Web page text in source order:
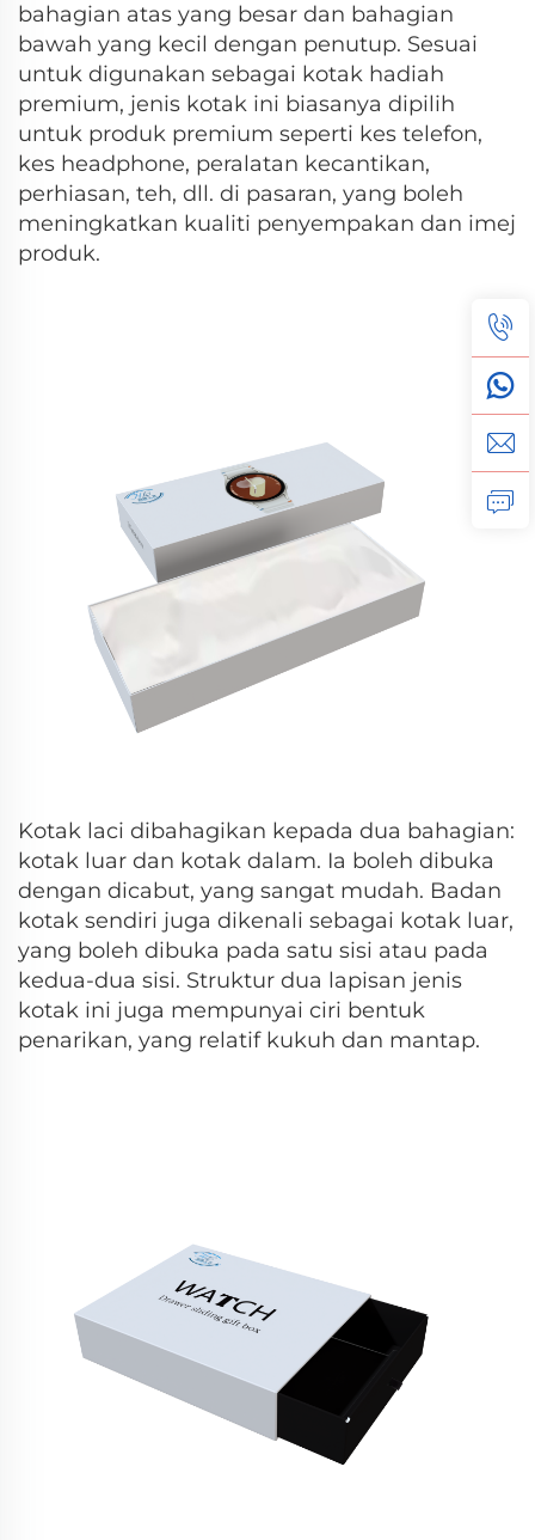
bahagian atas yang besar dan bahagian
bawah yang kecil dengan penutup. Sesuai
untuk digunakan sebagai kotak hadiah
premium, jenis kotak ini biasanya dipilih
untuk produk premium seperti kes telefon,
kes headphone, peralatan kecantikan,
perhiasan, teh, dll. di pasaran, yang boleh
meningkatkan kualiti penyempakan dan imej
produk.
Kotak laci dibahagikan kepada dua bahagian:
kotak luar dan kotak dalam. Ia boleh dibuka
dengan dicabut, yang sangat mudah. Badan
kotak sendiri juga dikenali sebagai kotak luar,
yang boleh dibuka pada satu sisi atau pada
kedua-dua sisi. Struktur dua lapisan jenis
kotak ini juga mempunyai ciri bentuk
penarikan, yang relatif kukuh dan mantap.